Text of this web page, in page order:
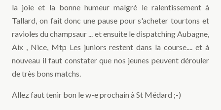
la joie et la bonne humeur malgré le ralentissement à
Tallard, on fait donc une pause pour s'acheter tourtons et
ravioles du champsaur ... et ensuite le dispatching Aubagne,
Aix , Nice, Mtp Les juniors restent dans la course.... et à
nouveau il faut constater que nos jeunes peuvent dérouler
de très bons matchs.
Allez faut tenir bon le w-e prochain à St Médard ;-)